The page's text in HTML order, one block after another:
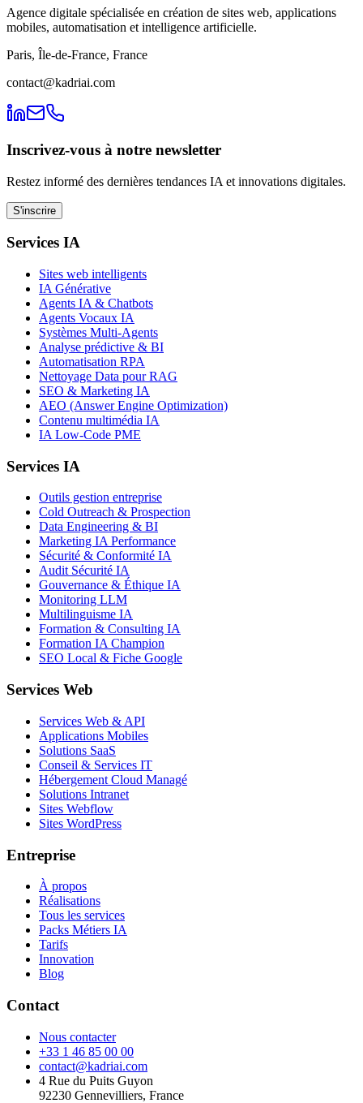
Agence digitale spécialisée en création de sites web, applications
mobiles, automatisation et intelligence artificielle.
Paris, Île-de-France, France
contact@kadriai.com
Inscrivez-vous à notre newsletter
Restez informé des dernières tendances IA et innovations digitales.
S'inscrire
Services IA
Sites web intelligents
IA Générative
Agents IA & Chatbots
Agents Vocaux IA
Systèmes Multi-Agents
Analyse prédictive & BI
Automatisation RPA
Nettoyage Data pour RAG
SEO & Marketing IA
AEO (Answer Engine Optimization)
Contenu multimédia IA
IA Low-Code PME
Services IA
Outils gestion entreprise
Cold Outreach & Prospection
Data Engineering & BI
Marketing IA Performance
Sécurité & Conformité IA
Audit Sécurité IA
Gouvernance & Éthique IA
Monitoring LLM
Multilinguisme IA
Formation & Consulting IA
Formation IA Champion
SEO Local & Fiche Google
Services Web
Services Web & API
Applications Mobiles
Solutions SaaS
Conseil & Services IT
Hébergement Cloud Managé
Solutions Intranet
Sites Webflow
Sites WordPress
Entreprise
À propos
Réalisations
Tous les services
Packs Métiers IA
Tarifs
Innovation
Blog
Contact
Nous contacter
+33 1 46 85 00 00
contact@kadriai.com
4 Rue du Puits Guyon
92230 Gennevilliers, France